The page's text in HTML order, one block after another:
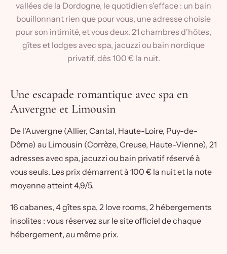
vallées de la Dordogne, le quotidien s'efface : un bain
bouillonnant rien que pour vous, une adresse choisie
pour son intimité, et vous deux. 21 chambres d'hôtes,
gîtes et lodges avec spa, jacuzzi ou bain nordique
privatif, dès 100 € la nuit.
Une escapade romantique avec spa en
Auvergne et Limousin
De l'Auvergne (Allier, Cantal, Haute-Loire, Puy-de-
Dôme) au Limousin (Corrèze, Creuse, Haute-Vienne), 21
adresses avec spa, jacuzzi ou bain privatif réservé à
vous seuls. Les prix démarrent à 100 € la nuit et la note
moyenne atteint 4,9/5.
16 cabanes, 4 gîtes spa, 2 love rooms, 2 hébergements
insolites : vous réservez sur le site officiel de chaque
hébergement, au même prix.